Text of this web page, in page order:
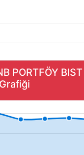
PORTFÖY